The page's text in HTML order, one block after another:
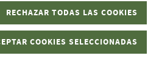
RECHAZAR TODAS LAS COOKIES
COOKIES SELECCIONADAS
601628210